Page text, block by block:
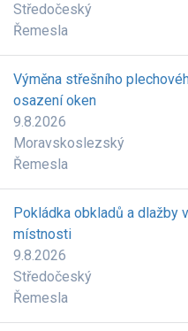
Středočeský
Řemesla
Výměna střešního
osazení oken
9.8.2026
Moravskoslezský
Řemesla
Pokládka obkladů a dlažby
místnosti
9.8.2026
Středočeský
Řemesla